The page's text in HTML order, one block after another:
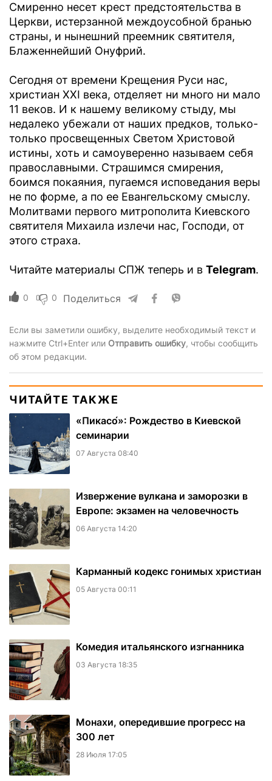
Смиренно несет крест предстоятельства в
Церкви, истерзанной междоусобной бранью
страны, и нынешний преемник святителя,
Блаженнейший Онуфрий.
Сегодня от времени Крещения Руси нас,
христиан ХХІ века, отделяет ни много ни мало
11 веков. И к нашему великому стыду, мы
недалеко убежали от наших предков, только-
только просвещенных Светом Христовой
истины, хоть и самоуверенно называем себя
православными. Страшимся смирения,
боимся покаяния, пугаемся исповедания веры
не по форме, а по ее Евангельскому смыслу.
Молитвами первого митрополита Киевского
святителя Михаила излечи нас, Господи, от
этого страха.
Читайте материалы СПЖ теперь и в Telegram.
0 0 Поделиться
Если вы заметили ошибку, выделите необходимый текст и
нажмите Ctrl+Enter или Отправить ошибку, чтобы сообщить
об этом редакции.
ЧИТАЙТЕ ТАКЖЕ
«Пикасо́»: Рождество в Киевской
семинарии
07 Августа 08:40
Извержение вулкана и заморозки в
Европе: экзамен на человечность
06 Августа 14:20
Карманный кодекс гонимых христиан
05 Августа 00:11
Комедия итальянского изгнанника
03 Августа 18:35
Монахи, опередившие прогресс на
300 лет
28 Июля 17:05